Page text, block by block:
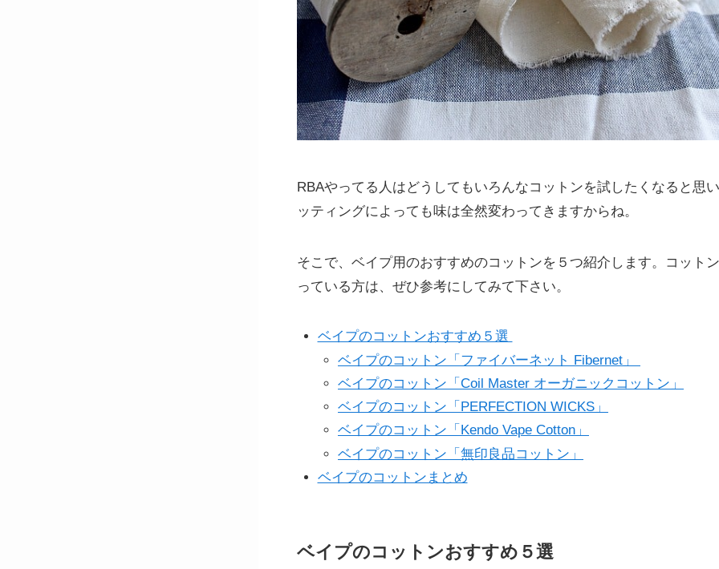
RBAやってる人はどうしてもいろんなコットンを試したくなると思
ッティングによっても味は全然変わってきますからね。
そこで、ベイプ用のおすすめのコットンを５つ紹介します。コット
っている方は、ぜひ参考にしてみて下さい。
ベイプのコットンおすすめ５選
ベイプのコットン「ファイバーネット Fibernet」
ベイプのコットン「Coil Master オーガニックコットン」
ベイプのコットン「PERFECTION WICKS」
ベイプのコットン「Kendo Vape Cotton」
ベイプのコットン「無印良品コットン」
ベイプのコットンまとめ
ベイプのコットンおすすめ５選